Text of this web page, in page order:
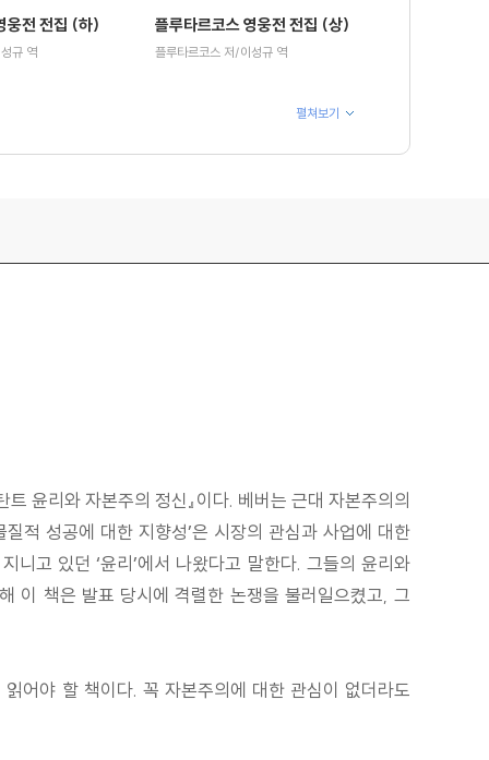
웅전 전집 (하)
규 역
플루타르코스 영웅전 전집 (상)
플루타르코스 저/이성규 역
펼쳐보기
윤리와 자본주의 정신』이다. 베버는 근대 자본주의의
적 성공에 대한 지향성’은 시장의 관심과 사업에 대한
고 있던 ‘윤리’에서 나왔다고 말한다. 그들의 윤리와
이 책은 발표 당시에 격렬한 논쟁을 불러일으켰고, 그
어야 할 책이다. 꼭 자본주의에 대한 관심이 없더라도